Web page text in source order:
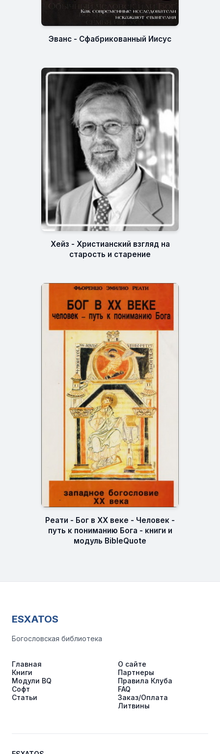
Эванс - Сфабрикованный Иисус
Хейз - Христианский взгляд на
старость и старение
Реати - Бог в XX веке - Человек -
путь к пониманию Бога - книги и
модуль BibleQuote
ESXATOS
Богословская библиотека
Главная
Книги
Модули BQ
Софт
Статьи
О сайте
Партнеры
Правила Клуба
FAQ
Заказ/Оплата
Литвины